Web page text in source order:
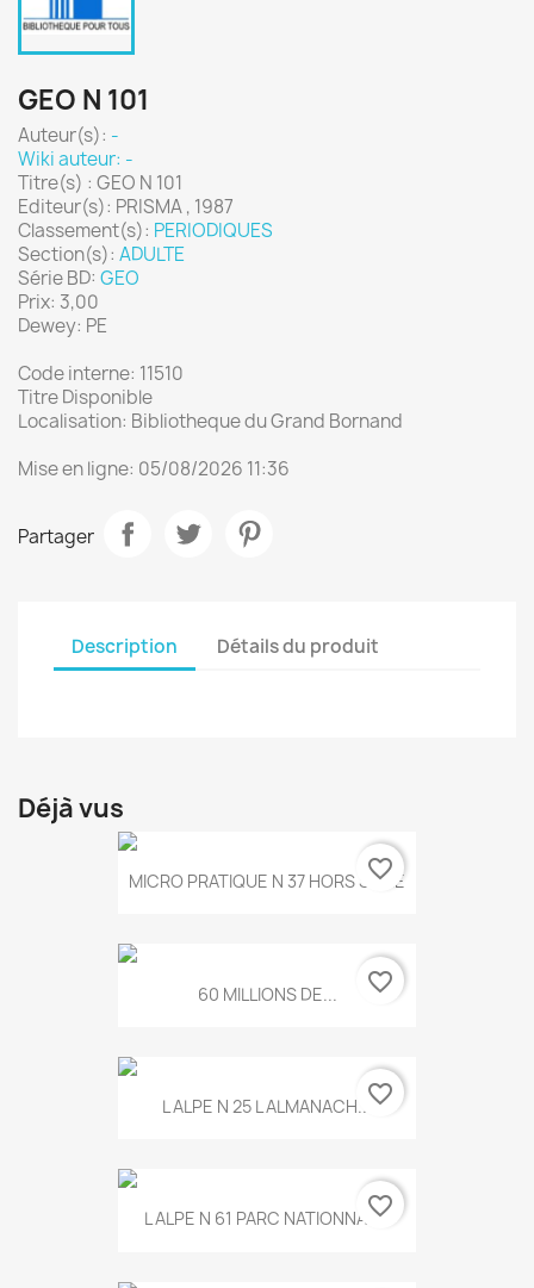
GEO N 101
Auteur(s): -
Wiki auteur: -
Titre(s) : GEO N 101
Editeur(s): PRISMA , 1987
Classement(s): PERIODIQUES
Section(s): ADULTE
Série BD: GEO
Prix: 3,00
Dewey: PE
Code interne: 11510
Titre Disponible
Localisation: Bibliotheque du Grand Bornand
Mise en ligne: 05/08/2026 11:36
Partager
Description Détails du produit
Déjà vus
MICRO PRATIQUE N 37 HORS SERIE
favorite_border
60 MILLIONS DE... favorite_border
L ALPE N 25 L ALMANACH...favorite_border
L ALPE N 61 PARC NATIONNAL...
favorite_border